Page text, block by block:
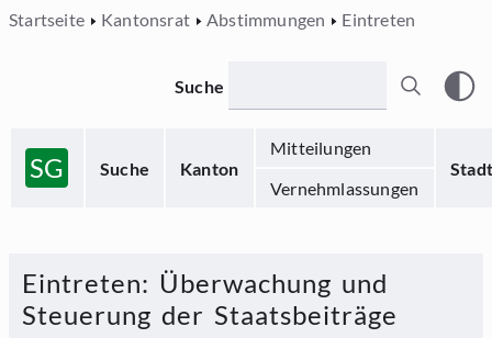
Startseite Kantonsrat Abstimmungen Eintreten
SG Suche Kanton
Mitteilungen
Stadt
Vernehmlassungen
Suche
Eintreten: Überwachung und
Steuerung der Staatsbeiträge